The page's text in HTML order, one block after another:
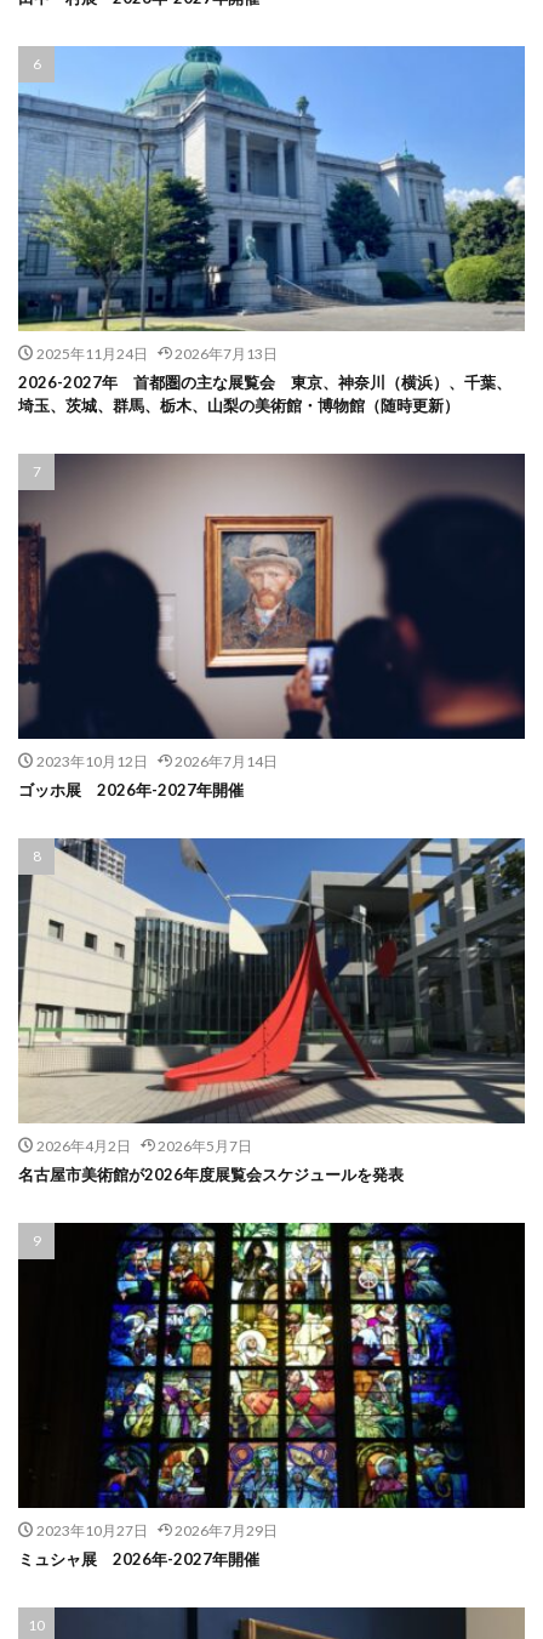
2025年11月24日 2026年7月13日
2026-2027年 首都圏の主な展覧会 東京、神奈川（横浜）、千葉、
埼玉、茨城、群馬、栃木、山梨の美術館・博物館（随時更新）
2023年10月12日 2026年7月14日
ゴッホ展 2026年-2027年開催
2026年4月2日 2026年5月7日
名古屋市美術館が2026年度展覧会スケジュールを発表
2023年10月27日 2026年7月29日
ミュシャ展 2026年-2027年開催